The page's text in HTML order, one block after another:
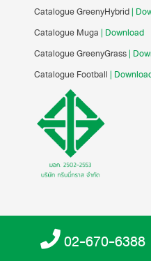
02-670-6388
Catalogue GreenyHybrid|
Catalogue Muga | Download
Catalogue GreenyGrass|
Catalogue Football |